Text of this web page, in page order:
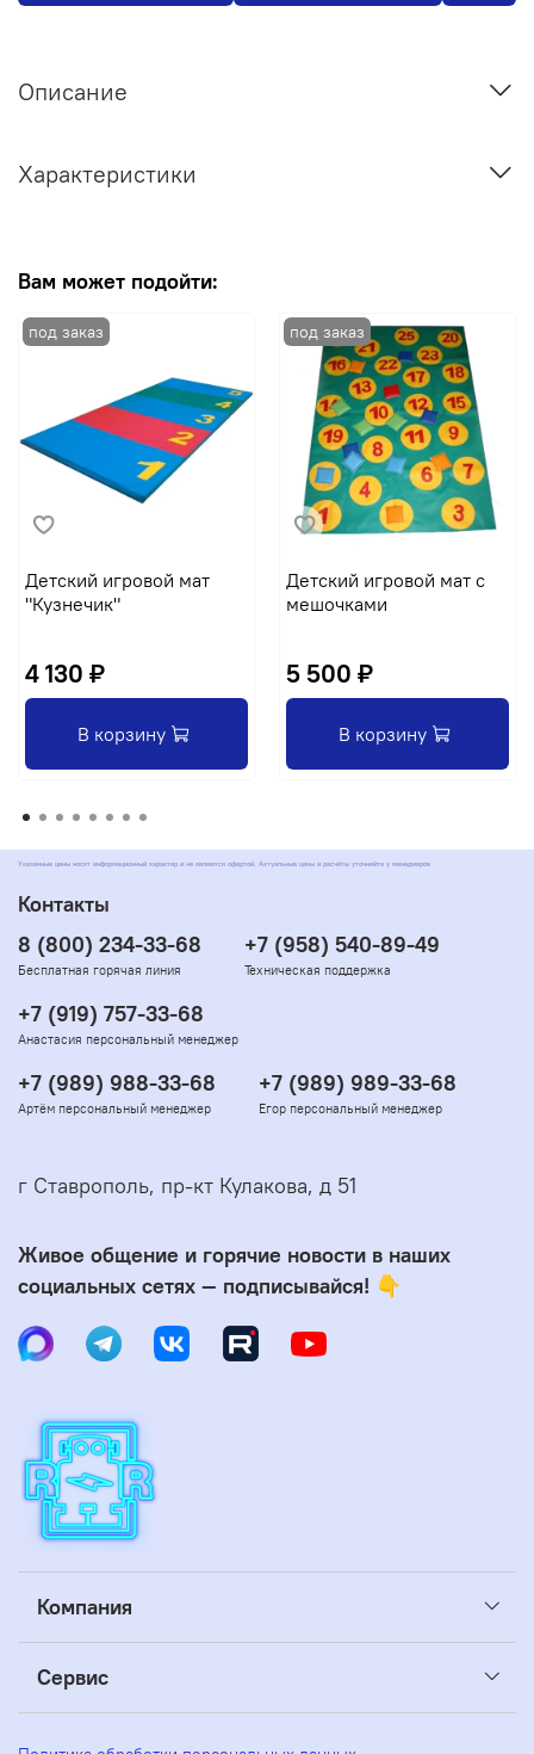
Описание
Характеристики
Вам может подойти:
Детский игровой мат
"Кузнечик"
4 130 ₽
В корзину
Детский игровой мат с
мешочками
5 500 ₽
В корзину
Указанные цены носят информационный характер и не являются офертой. Актуальные цены и расчёты уточняйте у менеджеров
Компания
Сервис
Контакты
8 (800) 234-33-68
Бесплатная горячая линия
+7 (958) 540-89-49
Техническая поддержка
+7 (919) 757-33-68
Анастасия персональный менеджер
+7 (989) 988-33-68
Артём персональный менеджер
+7 (989) 989-33-68
Егор персональный менеджер
г Ставрополь, пр-кт Кулакова, д 51
Живое общение и горячие новости в наших
социальных сетях — подписывайся! 👇